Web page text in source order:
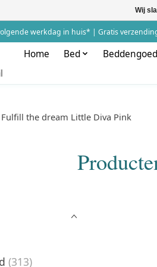
werkdag in huis* | Gratis
Home Bed Beddengoed
Fulfill the dream Little Diva Pink
(313)
Wij